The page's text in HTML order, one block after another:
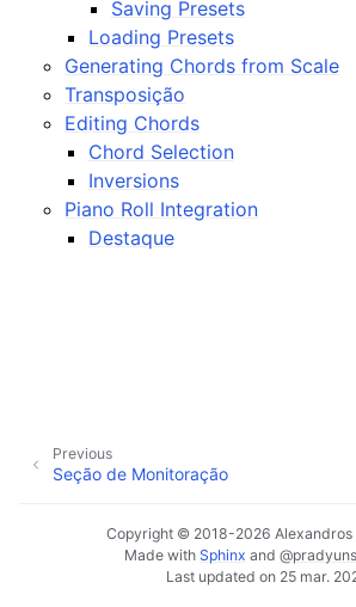
navigation of Configuração
navigation of Projetos
navigation of Suplementos & Ficheiros
navigation of Faixas
navigation of Edição
navigation of Misturar
navigation of Reprodução e Gravação
navigation of Scripting
navigation of Temas
navigation of Contribuir
Saving Presets
Loading Presets
Generating Chords from Scale
Transposição
Editing Chords
Chord Selection
Inversions
Piano Roll Integration
Destaque
Previous
Seção de Monitoração
Copyright © 2018-2026 Alexandros
Made with Sphinx and
Last updated on 25 mar.